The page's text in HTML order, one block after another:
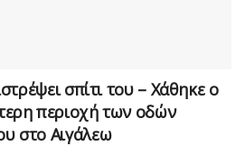
σπίτι του – Χάθηκε ο
περιοχή των οδών
στο Αιγάλεω